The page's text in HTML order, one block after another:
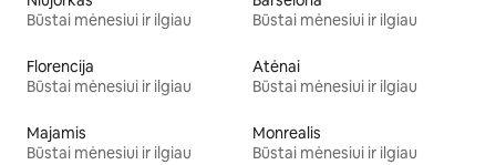
Būstai mėnesiui ir ilgiau
Būstai mėnesiui ir ilgiau
Florencija
Būstai mėnesiui ir ilgiau
Atėnai
Būstai mėnesiui ir ilgiau
Majamis
Būstai mėnesiui ir ilgiau
Monrealis
Būstai mėnesiui ir ilgiau